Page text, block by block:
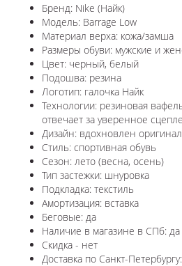
Бренд: Nike (Найк)
Модель: Barrage Low
Материал верха: кожа/замша
Размеры обуви: мужские и
Цвет: черный, белый
Подошва: резина
Логотип: галочка Найк
Технологии: резиновая
отвечает за уверенное
Дизайн: вдохновлен
Стиль: спортивная обувь
Сезон: лето (весна, осень)
Тип застежки: шнуровка
Подкладка: текстиль
Амортизация: вставка
Беговые: да
Наличие в магазине в СПб: да
Скидка - нет
Доставка по Санкт-